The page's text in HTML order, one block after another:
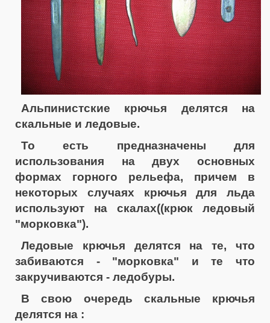
Альпинистские крючья делятся на
скальные и ледовые.
То есть предназначены для
использования на двух основных
формах горного рельефа, причем в
некоторых случаях крючья для льда
используют на скалах((крюк ледовый
"морковка").
Ледовые крючья делятся на те, что
забиваются - "морковка" и те что
закручиваются - ледобуры.
В свою очередь скальные крючья
делятся на :